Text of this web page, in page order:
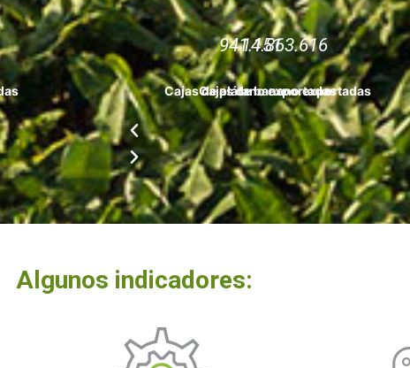
941.151
Cajas de plátano exportadas
14.863.616
Cajas de banano exportadas
Algunos indicadores: